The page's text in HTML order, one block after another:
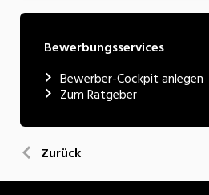
Bewerbungsservices
Bewerber-Cockpit anlegen
Zum Ratgeber
Zurück